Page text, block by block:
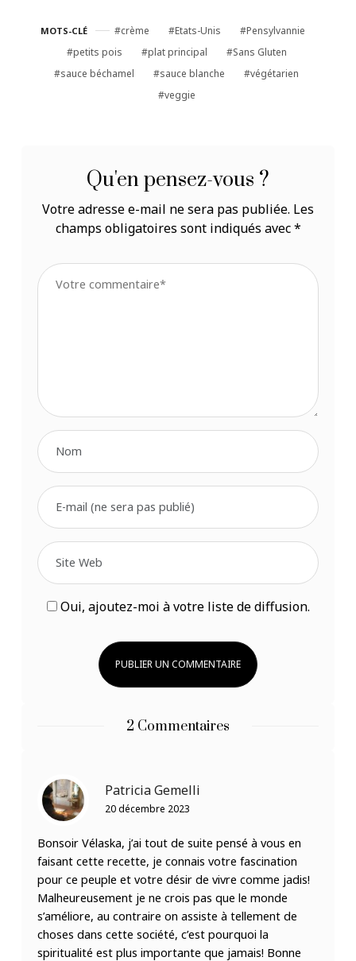
MOTS-CLÉ crème Etats-Unis
Pensylvannie
petits pois
plat principal
Sans Gluten
sauce béchamel
sauce blanche
végétarien
veggie
Qu'en pensez-vous ?
Votre adresse e-mail ne sera pas publiée. Les
champs obligatoires sont indiqués avec*
Oui, ajoutez-moi à votre liste de diffusion.
2 Commentaires
Patricia Gemelli
20 décembre 2023
Bonsoir Vélaska, j’ai tout de suite pensé à vous en
faisant cette recette, je connais votre fascination
pour ce peuple et votre désir de vivre comme jadis!
Malheureusement je ne crois pas que le monde
s’améliore, au contraire on assiste à tellement de
choses dans cette société, c’est pourquoi la
spiritualité est plus importante que jamais! Bonne